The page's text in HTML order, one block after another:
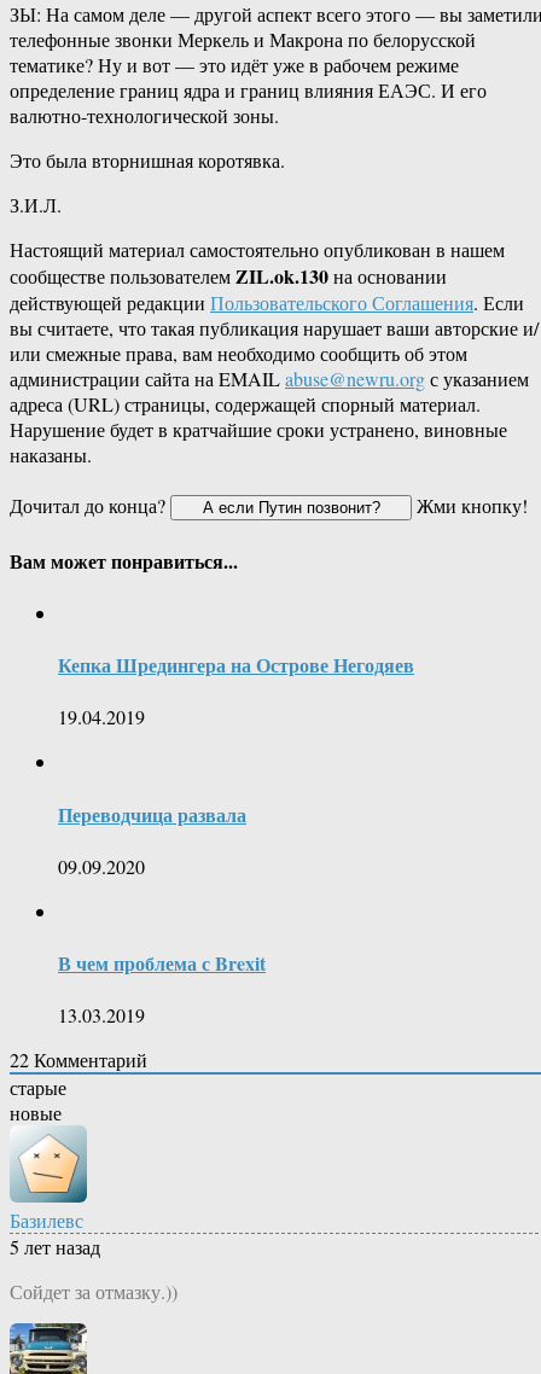
ЗЫ: На самом деле — другой аспект всего этого — вы
телефонные звонки Меркель и Макрона по белорусской
тематике? Ну и вот — это идёт уже в рабочем режиме
определение границ ядра и границ влияния ЕАЭС. И его
валютно-технологической зоны.
Это была вторнишная коротявка.
З.И.Л.
Настоящий материал самостоятельно опубликован в нашем
сообществе пользователемZIL.ok.130на основании
действующей редакции Пользовательского Соглашения. Если
вы считаете, что такая публикация нарушает ваши авторские и/
или смежные права, вам необходимо сообщить об этом
администрации сайта на EMAILabuse@newru.orgс указанием
адреса (URL) страницы, содержащей спорный материал.
Нарушение будет в кратчайшие сроки устранено, виновные
наказаны.
Дочитал до конца?
Жми кнопку!
Вам может понравиться...
Кепка Шредингера на Острове Негодяев
19.04.2019
Переводчица развала
09.09.2020
В чем проблема с Brexit
13.03.2019
22Комментарий
старые
новые
Базилевс
5 лет назад
Сойдет за отмазку.))